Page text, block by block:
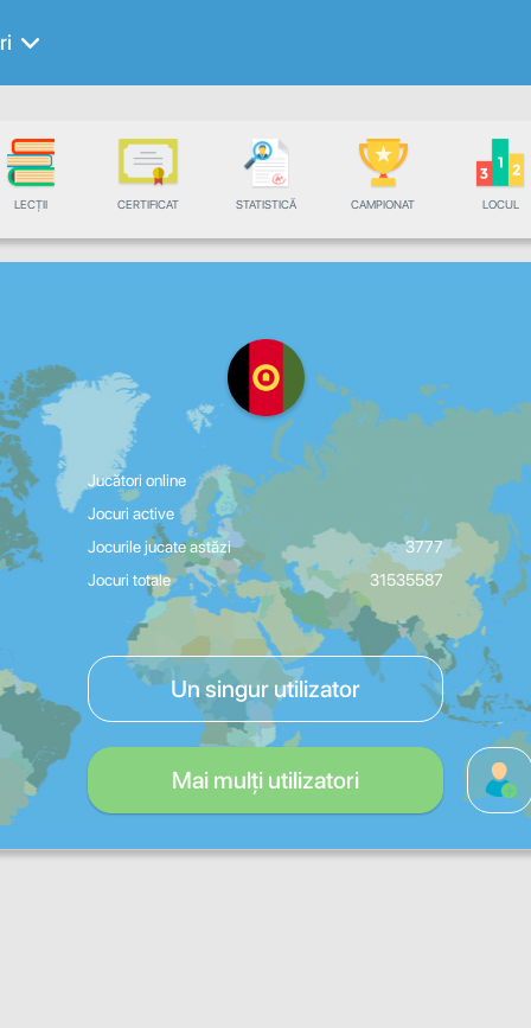
LECȚII CERTIFICAT STATISTICĂ CAMPIONAT LOCUL
Jucători online
Jocuri active
Jocurile jucate astăzi
3777
Jocuri totale
31535587
Un singur utilizator
Mai mulți utilizatori